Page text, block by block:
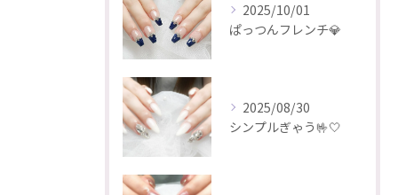
2025/10/01
ぱっつんフレンチ💎
2025/08/30
シンプルぎゃう🤟🤍